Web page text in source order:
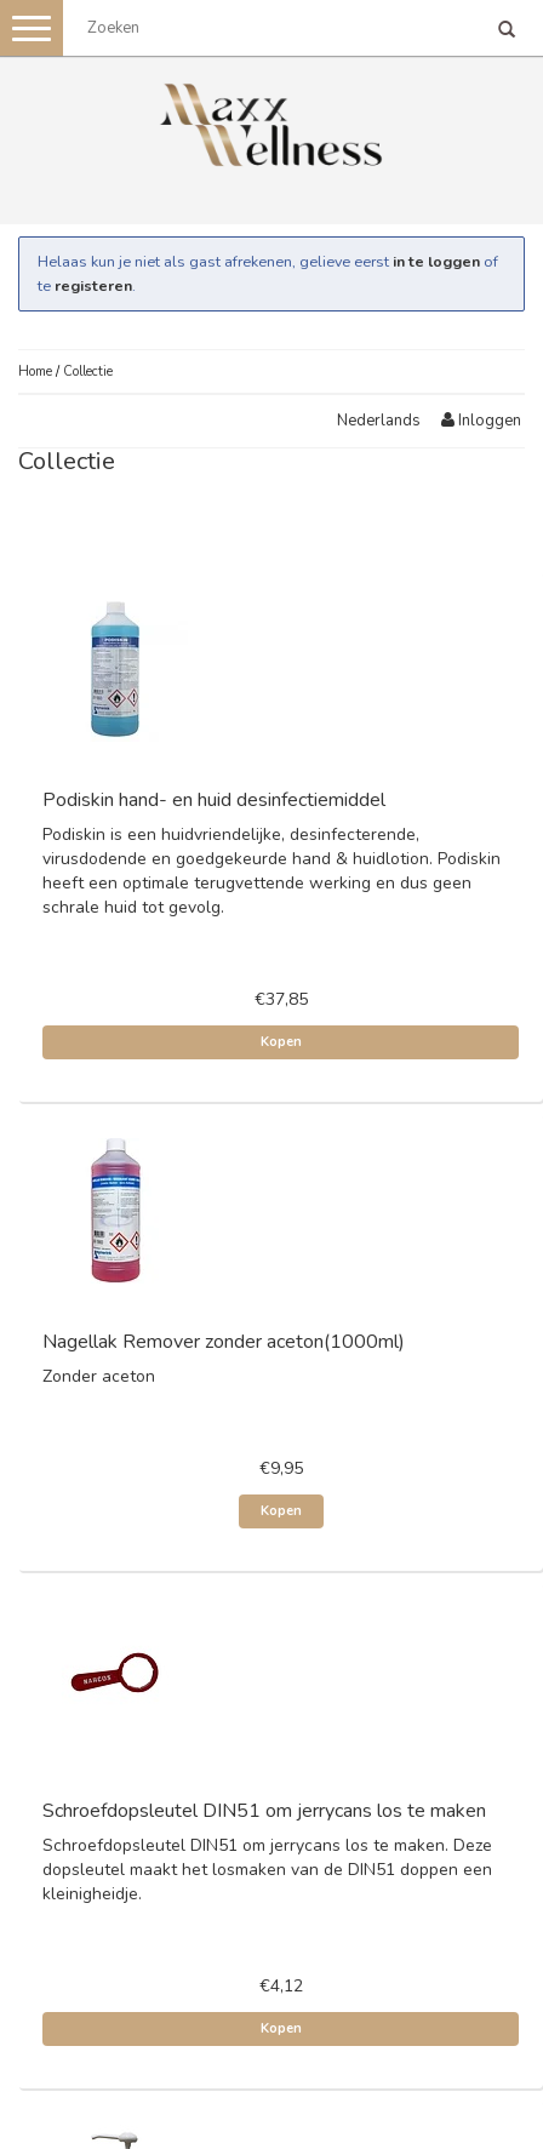
Toggle
navigation
Helaas kun je niet als gast afrekenen, gelieve eerst in te loggen of
te registeren.
Home / Collectie
Nederlands Inloggen
Collectie
Podiskin hand- en huid desinfectiemiddel
Podiskin is een huidvriendelijke, desinfecterende,
virusdodende en goedgekeurde hand & huidlotion. Podiskin
heeft een optimale terugvettende werking en dus geen
schrale huid tot gevolg.
€37,85
Kopen
Nagellak Remover zonder aceton(1000ml)
Zonder aceton
€9,95
Kopen
Schroefdopsleutel DIN51 om jerrycans los te maken
Schroefdopsleutel DIN51 om jerrycans los te maken. Deze
dopsleutel maakt het losmaken van de DIN51 doppen een
kleinigheidje.
€4,12
Kopen